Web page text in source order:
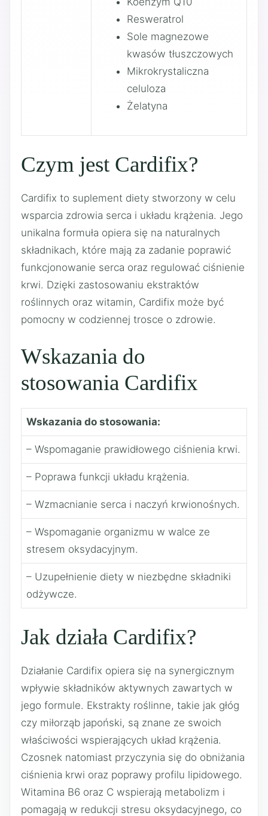
Resweratrol
Sole magnezowe
kwasów tłuszczowych
Mikrokrystaliczna
celuloza
Żelatyna
Czym jest Cardifix?
Cardifix to suplement diety stworzony w celu
wsparcia zdrowia serca i układu krążenia. Jego
unikalna formuła opiera się na naturalnych
składnikach, które mają za zadanie poprawić
funkcjonowanie serca oraz regulować ciśnienie
krwi. Dzięki zastosowaniu ekstraktów
roślinnych oraz witamin, Cardifix może być
pomocny w codziennej trosce o zdrowie.
Wskazania do
stosowania Cardifix
Wskazania do stosowania:
– Wspomaganie prawidłowego ciśnienia krwi.
– Poprawa funkcji układu krążenia.
– Wzmacnianie serca i naczyń krwionośnych.
– Wspomaganie organizmu w walce ze
stresem oksydacyjnym.
– Uzupełnienie diety w niezbędne składniki
odżywcze.
Jak działa Cardifix?
Działanie Cardifix opiera się na synergicznym
wpływie składników aktywnych zawartych w
jego formule. Ekstrakty roślinne, takie jak głóg
czy miłorząb japoński, są znane ze swoich
właściwości wspierających układ krążenia.
Czosnek natomiast przyczynia się do obniżania
ciśnienia krwi oraz poprawy profilu lipidowego.
Witamina B6 oraz C wspierają metabolizm i
pomagają w redukcji stresu oksydacyjnego, co